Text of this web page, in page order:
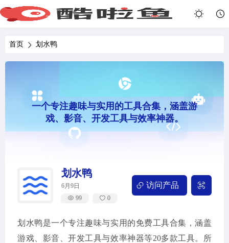
首页 划水鸭
一个专注趣味与实用的工具合集，涵盖游
戏、影音、开发工具与效率神器。
划水鸭
6月9日
99
0
访问产品
划水鸭是一个专注趣味与实用的免费工具合集，涵盖
游戏、影音、开发工具与效率神器等20多款工具。所